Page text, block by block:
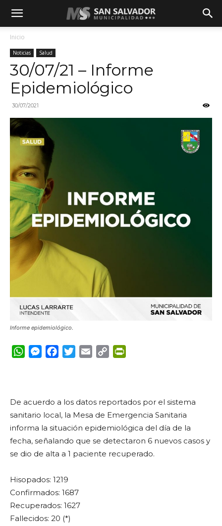
Inicio
Noticias Salud
30/07/21 – Informe
Epidemiológico
30/07/2021
Informe epidemiológico.
WhatsApp
Messenger
FacebookTwitterEmail Copy
De acuerdo a los datos reportados por el sistema
sanitario local, la Mesa de Emergencia Sanitaria
informa la situación epidemiológica del día de la
fecha, señalando que se detectaron 6 nuevos casos y
se dio de alta a 1 paciente recuperado.
Hisopados: 1219
Confirmados: 1687
Recuperados: 1627
Fallecidos: 20 (*)